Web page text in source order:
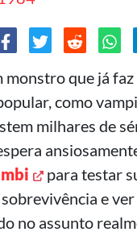
monstro que já
como
milhares de
para testar
e
no assunto